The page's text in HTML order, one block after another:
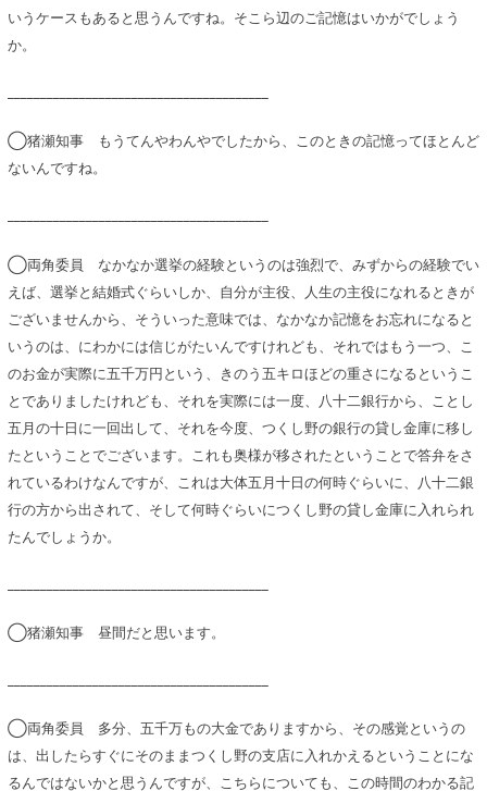
いうケースもあると思うんですね。そこら辺のご記憶はいかがでしょう
か。
◯猪瀬知事 もうてんやわんやでしたから、このときの記憶ってほとんど
ないんですね。
◯両角委員 なかなか選挙の経験というのは強烈で、みずからの経験でい
えば、選挙と結婚式ぐらいしか、自分が主役、人生の主役になれるときが
ございませんから、そういった意味では、なかなか記憶をお忘れになると
いうのは、にわかには信じがたいんですけれども、それではもう一つ、こ
のお金が実際に五千万円という、きのう五キロほどの重さになるというこ
とでありましたけれども、それを実際には一度、八十二銀行から、ことし
五月の十日に一回出して、それを今度、つくし野の銀行の貸し金庫に移し
たということでございます。これも奥様が移されたということで答弁をさ
れているわけなんですが、これは大体五月十日の何時ぐらいに、八十二銀
行の方から出されて、そして何時ぐらいにつくし野の貸し金庫に入れられ
たんでしょうか。
◯猪瀬知事 昼間だと思います。
◯両角委員 多分、五千万もの大金でありますから、その感覚というの
は、出したらすぐにそのままつくし野の支店に入れかえるということにな
るんではないかと思うんですが、こちらについても、この時間のわかる記